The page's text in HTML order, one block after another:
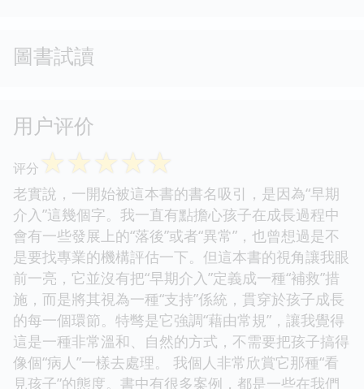
圖書試讀
用户评价
评分 ☆☆☆☆☆
老實說，一開始被這本書的書名吸引，是因為“早期
介入”這幾個字。我一直有點擔心孩子在成長過程中
會有一些發展上的“落後”或者“異常”，也曾想過是不
是要找專業的機構評估一下。但這本書的視角讓我眼
前一亮，它並沒有把“早期介入”定義成一種“補救”措
施，而是將其視為一種“支持”係統，貫穿於孩子成長
的每一個環節。特彆是它強調“藉由常規”，讓我覺得
這是一種非常溫和、自然的方式，不需要把孩子搞得
像個“病人”一樣去處理。 我個人非常欣賞它那種“看
見孩子”的態度。書中有很多案例，都是一些在我們